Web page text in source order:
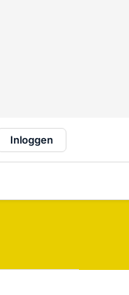
Inloggen